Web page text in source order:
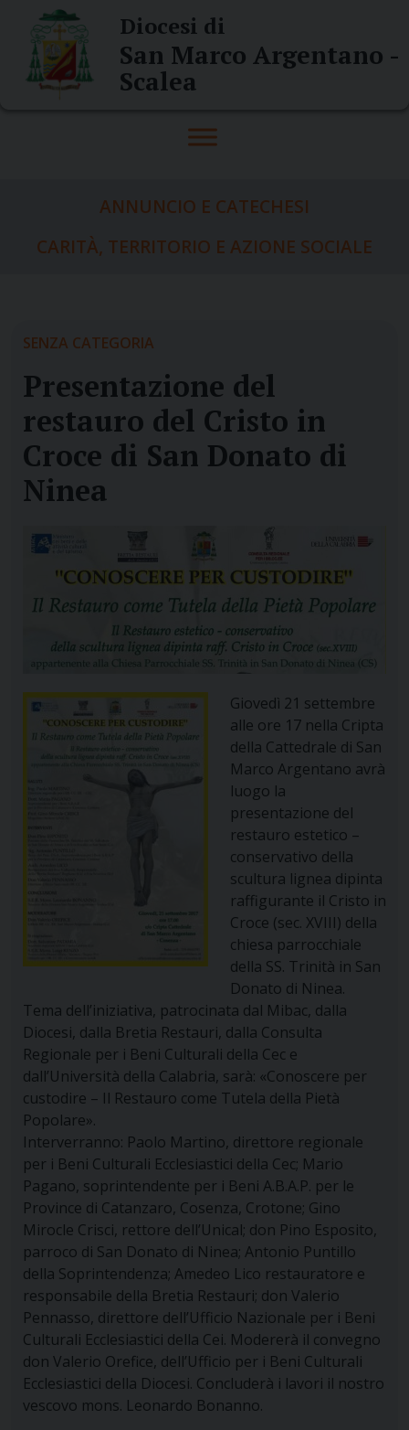
content
Diocesi di
San Marco Argentano -
Scalea
ANNUNCIO E CATECHESI
CARITÀ, TERRITORIO E AZIONE SOCIALE
SENZA CATEGORIA
Presentazione del
restauro del Cristo in
Croce di San Donato di
Ninea
Giovedì 21 settembre
alle ore 17 nella Cripta
della Cattedrale di San
Marco Argentano avrà
luogo la
presentazione del
restauro estetico –
conservativo della
scultura lignea dipinta
raffigurante il Cristo in
Croce (sec. XVIII) della
chiesa parrocchiale
della SS. Trinità in San
Donato di Ninea.
Tema dell’iniziativa, patrocinata dal Mibac, dalla
Diocesi, dalla Bretia Restauri, dalla Consulta
Regionale per i Beni Culturali della Cec e
dall’Università della Calabria, sarà: «Conoscere per
custodire – Il Restauro come Tutela della Pietà
Popolare».
Interverranno: Paolo Martino, direttore regionale
per i Beni Culturali Ecclesiastici della Cec; Mario
Pagano, soprintendente per i Beni A.B.A.P. per le
Province di Catanzaro, Cosenza, Crotone; Gino
Mirocle Crisci, rettore dell’Unical; don Pino Esposito,
parroco di San Donato di Ninea; Antonio Puntillo
della Soprintendenza; Amedeo Lico restauratore e
responsabile della Bretia Restauri; don Valerio
Pennasso, direttore dell’Ufficio Nazionale per i Beni
Culturali Ecclesiastici della Cei. Modererà il convegno
don Valerio Orefice, dell’Ufficio per i Beni Culturali
Ecclesiastici della Diocesi. Concluderà i lavori il nostro
vescovo mons. Leonardo Bonanno.